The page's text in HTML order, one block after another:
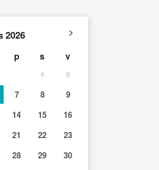
2026
p s v
1
2
7 8
9
14 15
16
21 22
23
28 29
30